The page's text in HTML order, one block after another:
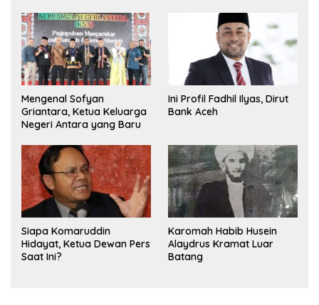
Mengenal Sofyan
Griantara, Ketua Keluarga
Negeri Antara yang Baru
Ini Profil Fadhil Ilyas, Dirut
Bank Aceh
Siapa Komaruddin
Hidayat, Ketua Dewan Pers
Saat Ini?
Karomah Habib Husein
Alaydrus Kramat Luar
Batang